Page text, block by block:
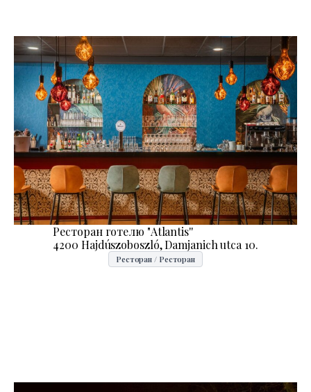
Ресторан готелю "Atlantis''
4200 Hajdúszoboszló, Damjanich utca 10.
Ресторан / Ресторан